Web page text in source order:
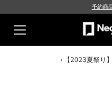
予約商
› 【2023夏祭り